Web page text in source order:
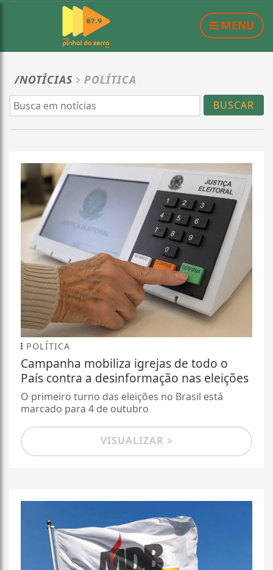
MENU
/NOTÍCIAS POLÍTICA
BUSCAR
POLÍTICA
Campanha mobiliza igrejas de todo o
País contra a desinformação nas eleições
O primeiro turno das eleições no Brasil está
marcado para 4 de outubro
VISUALIZAR